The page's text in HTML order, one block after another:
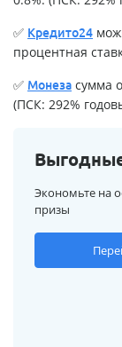
✅ Кредито24
процентная
✅ Монеза сумма
(ПСК: 292%
Экономьте на
призы